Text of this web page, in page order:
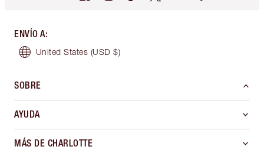
ENVÍO A:
United States (USD $)
SOBRE
AYUDA
MÁS DE CHARLOTTE